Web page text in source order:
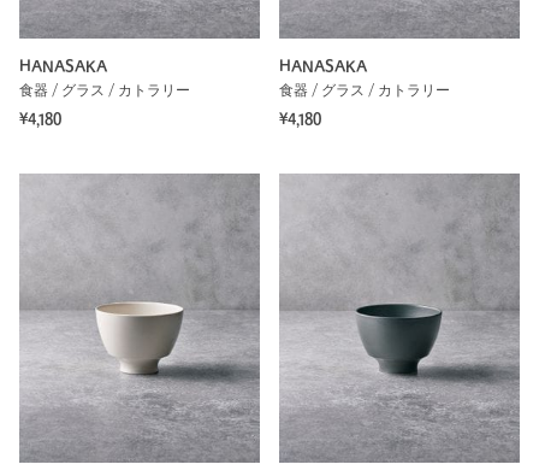
HANASAKA
食器 / グラス / カトラリー
¥4,180
HANASAKA
食器 / グラス / カトラリー
¥4,180